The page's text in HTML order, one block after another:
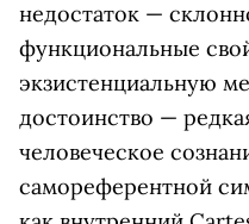
недостаток —
функциональные
экзистенциальную
достоинство —
человеческое
самореферентной